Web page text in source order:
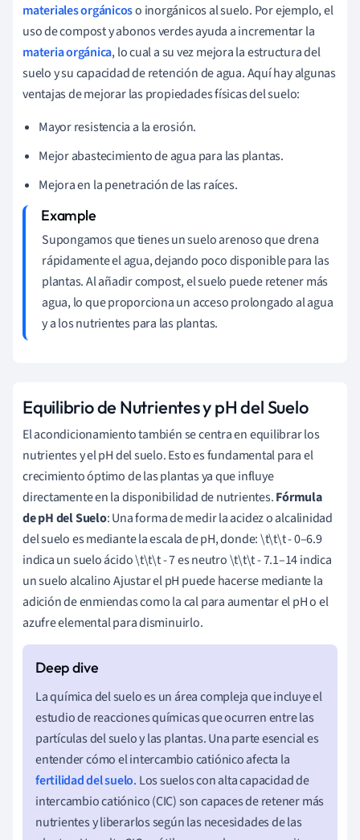
materiales orgánicoso inorgánicos al suelo. Por ejemplo, el
uso de compost y abonos verdes ayuda a incrementar la
materia orgánica, lo cual a su vez mejora la estructura del
suelo y su capacidad de retención de agua. Aquí hay algunas
ventajas de mejorar las propiedades físicas del suelo:
Mayor resistencia a la erosión.
Mejor abastecimiento de agua para las plantas.
Mejora en la penetración de las raíces.
Supongamos que tienes un suelo arenoso que drena
rápidamente el agua, dejando poco disponible para las
plantas. Al añadir compost, el suelo puede retener más
agua, lo que proporciona un acceso prolongado al agua
y a los nutrientes para las plantas.
Equilibrio de Nutrientes y pH del Suelo
El acondicionamiento también se centra en equilibrar los
nutrientes y el pH del suelo. Esto es fundamental para el
crecimiento óptimo de las plantas ya que influye
directamente en la disponibilidad de nutrientes.Fórmula
de pH del Suelo: Una forma de medir la acidez o alcalinidad
del suelo es mediante la escala de pH, donde: \t\t\t - 0–6.9
indica un suelo ácido \t\t\t - 7 es neutro \t\t\t - 7.1–14 indica
un suelo alcalino Ajustar el pH puede hacerse mediante la
adición de enmiendas como la cal para aumentar el pH o el
azufre elemental para disminuirlo.
La química del suelo es un área compleja que incluye el
estudio de reacciones químicas que ocurren entre las
partículas del suelo y las plantas. Una parte esencial es
entender cómo el intercambio catiónico afecta la
fertilidad del suelo. Los suelos con alta capacidad de
intercambio catiónico (CIC) son capaces de retener más
nutrientes y liberarlos según las necesidades de las